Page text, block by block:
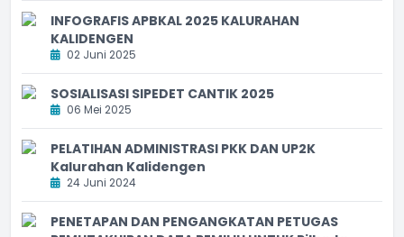
INFOGRAFIS APBKAL 2025 KALURAHAN
KALIDENGEN
02 Juni 2025
SOSIALISASI SIPEDET CANTIK 2025
06 Mei 2025
PELATIHAN ADMINISTRASI PKK DAN UP2K
Kalurahan Kalidengen
24 Juni 2024
PENETAPAN DAN PENGANGKATAN PETUGAS